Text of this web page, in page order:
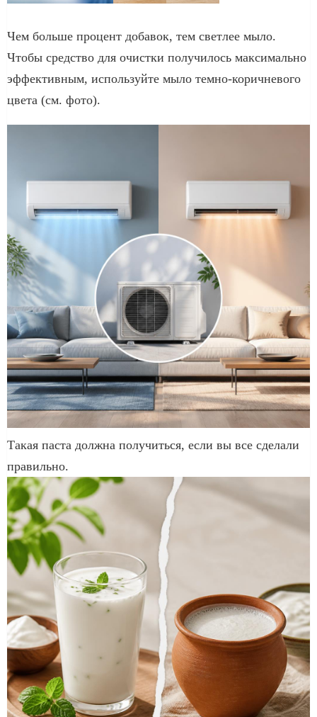
Чем больше процент добавок, тем светлее мыло.
Чтобы средство для очистки получилось максимально
эффективным, используйте мыло темно-коричневого
цвета (см. фото).
Такая паста должна получиться, если вы все сделали
правильно.